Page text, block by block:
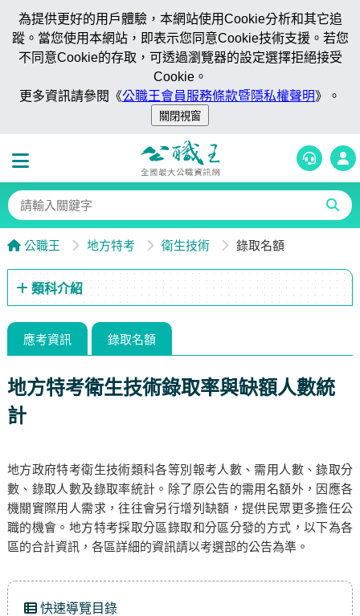
為提供更好的用戶體驗，本網站使用Cookie分析和其它追
蹤。當您使用本網站，即表示您同意Cookie技術支援。若您
不同意Cookie的存取，可透過瀏覽器的設定選擇拒絕接受
Cookie。
更多資訊請參閱《公職王會員服務條款暨隱私權聲明》。
公職王 地方特考 衛生技術 錄取名額
類科介紹
應考資訊 錄取名額
地方特考衛生技術錄取率與缺額人數統
計
地方政府特考衛生技術類科各等別報考人數、需用人數、錄取分
數、錄取人數及錄取率統計。除了原公告的需用名額外，因應各
機關實際用人需求，往往會另行增列缺額，提供民眾更多擔任公
職的機會。地方特考採取分區錄取和分區分發的方式，以下為各
區的合計資訊，各區詳細的資訊請以考選部的公告為準。
快速導覽目錄